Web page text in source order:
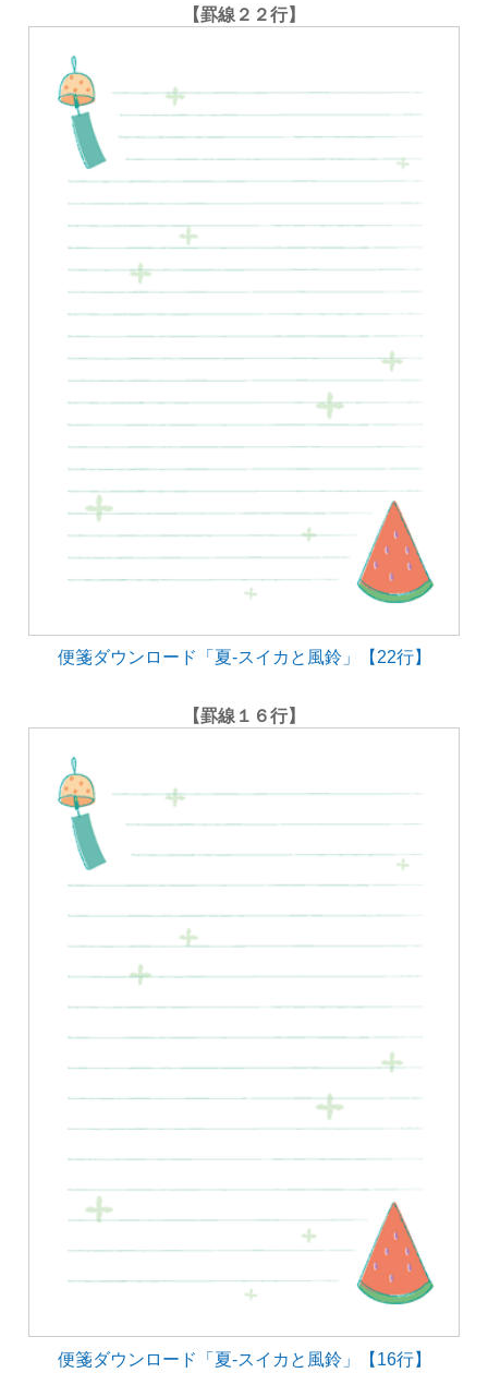
【罫線２２行】
便箋ダウンロード「夏-スイカと風鈴」【22行】
【罫線１６行】
便箋ダウンロード「夏-スイカと風鈴」【16行】